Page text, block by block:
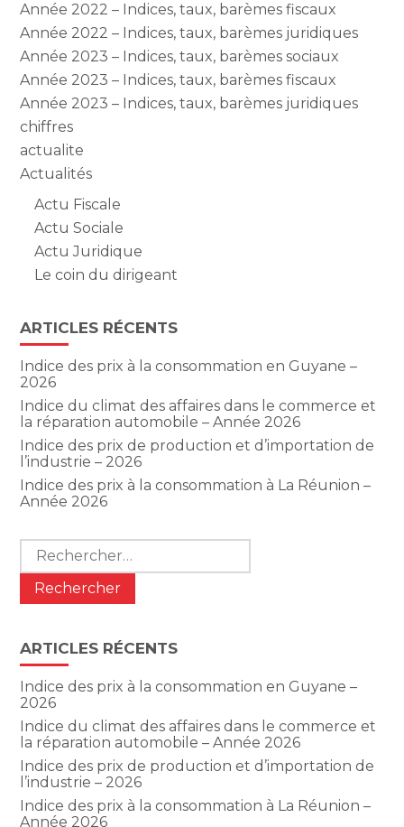
Année 2022 – Indices, taux, barèmes fiscaux
Année 2022 – Indices, taux, barèmes juridiques
Année 2023 – Indices, taux, barèmes sociaux
Année 2023 – Indices, taux, barèmes fiscaux
Année 2023 – Indices, taux, barèmes juridiques
chiffres
actualite
Actualités
Actu Fiscale
Actu Sociale
Actu Juridique
Le coin du dirigeant
ARTICLES RÉCENTS
Indice des prix à la consommation en Guyane –
2026
Indice du climat des affaires dans le commerce et
la réparation automobile – Année 2026
Indice des prix de production et d’importation de
l’industrie – 2026
Indice des prix à la consommation à La Réunion –
Année 2026
Rechercher :
ARTICLES RÉCENTS
Indice des prix à la consommation en Guyane –
2026
Indice du climat des affaires dans le commerce et
la réparation automobile – Année 2026
Indice des prix de production et d’importation de
l’industrie – 2026
Indice des prix à la consommation à La Réunion –
Année 2026